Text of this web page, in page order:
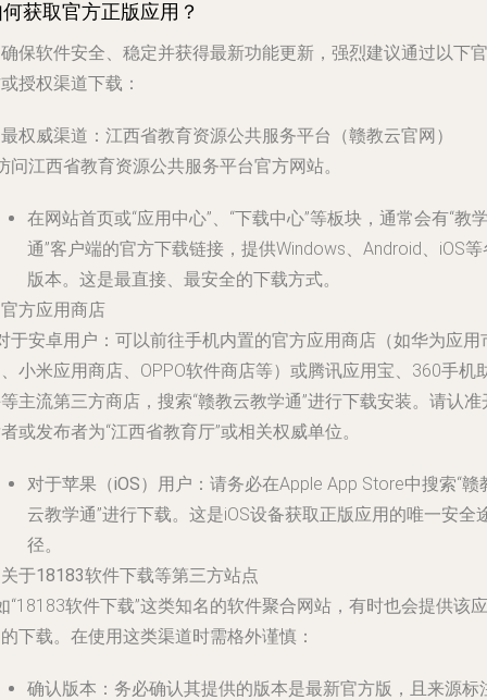
获取官方正版应用？
保软件安全、稳定并获得最新功能更新，强烈建议通过以下官
授权渠道下载：
权威渠道：江西省教育资源公共服务平台（赣教云官网）
问江西省教育资源公共服务平台官方网站。
在网站首页或“应用中心”、“下载中心”等板块，通常会有“教
通”客户端的官方下载链接，提供Windows、Android、iOS等
版本。这是最直接、最安全的下载方式。
方应用商店
于安卓用户 ：可以前往手机内置的官方应用商店（如华为应用
小米应用商店、OPPO软件商店等）或腾讯应用宝、360手机
主流第三方商店，搜索“赣教云教学通”进行下载安装。请认准
或发布者为“江西省教育厅”或相关权威单位。
对于苹果（iOS）用户 ：请务必在Apple App Store中搜索“赣
云教学通”进行下载。这是iOS设备获取正版应用的唯一安全
径。
于18183软件下载等第三方站点
“18183软件下载”这类知名的软件聚合网站，有时也会提供该应
下载。 在使用这类渠道时需格外谨慎 ：
确认版本 ：务必确认其提供的版本是最新官方版，且来源标